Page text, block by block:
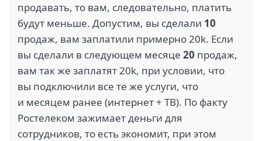
продавать, то вам, следовательно, платить
будут меньше. Допустим, вы сделали 10
продаж, вам заплатили примерно 20k. Если
вы сделали в следующем месяце 20 продаж,
вам так же заплатят 20k, при условии, что
вы подключили все те же услуги, что
и месяцем ранее (интернет + ТВ). По факту
Ростелеком зажимает деньги для
сотрудников, то есть экономит, при этом